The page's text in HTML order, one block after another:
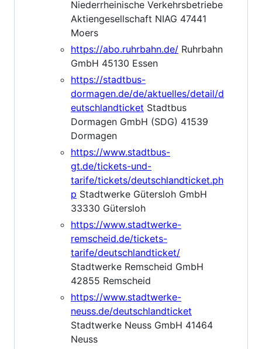
Niederrheinische Verkehrsbetriebe
Aktiengesellschaft NIAG 47441
Moers
https://abo.ruhrbahn.de/ Ruhrbahn
GmbH 45130 Essen
https://stadtbus-
dormagen.de/de/aktuelles/detail/d
eutschlandticket Stadtbus
Dormagen GmbH (SDG) 41539
Dormagen
https://www.stadtbus-
gt.de/tickets-und-
tarife/tickets/deutschlandticket.ph
p Stadtwerke Gütersloh GmbH
33330 Gütersloh
https://www.stadtwerke-
remscheid.de/tickets-
tarife/deutschlandticket/
Stadtwerke Remscheid GmbH
42855 Remscheid
https://www.stadtwerke-
neuss.de/deutschlandticket
Stadtwerke Neuss GmbH 41464
Neuss